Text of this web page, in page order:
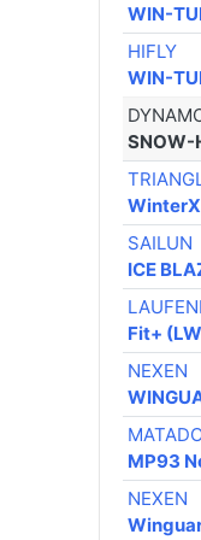
WIN-
HIFLY
WIN-
SNOW-
WinterX
SAILUN
ICE
Fit+
NEXEN
MP93
NEXEN